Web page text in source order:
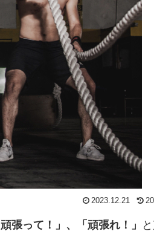
2023.12.21
頑張って！」、「頑張れ！」